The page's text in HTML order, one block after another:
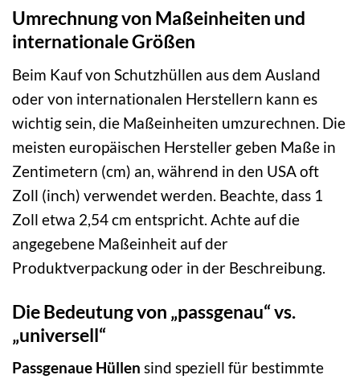
Umrechnung von Maßeinheiten und
internationale Größen
Beim Kauf von Schutzhüllen aus dem Ausland
oder von internationalen Herstellern kann es
wichtig sein, die Maßeinheiten umzurechnen. Die
meisten europäischen Hersteller geben Maße in
Zentimetern (cm) an, während in den USA oft
Zoll (inch) verwendet werden. Beachte, dass 1
Zoll etwa 2,54 cm entspricht. Achte auf die
angegebene Maßeinheit auf der
Produktverpackung oder in der Beschreibung.
Die Bedeutung von „passgenau“ vs.
„universell“
Passgenaue Hüllen sind speziell für bestimmte